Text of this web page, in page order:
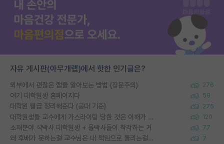
자유 게시판(아무개랩)에서 핫한 인기글은?
외부에서 괜찮은 랩을 알아보는 방법 (장문주의) 276
여기 대학원생 홈페이지다 59
대학원 월급 정리해준다 (공대 기준) 275
대학원생들 교수에게 가스라이팅 당한 것은 이해가 갑니다. 안타깝네요. 120
소재분야 석박사 대학원생 + 물박사들이 착각하는 거 77
왜 후배가 못하는걸 교수님은 내 책임으로 돌리는걸까요? 7